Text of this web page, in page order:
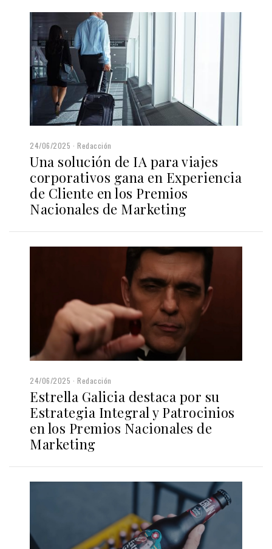
24/06/2025 Redacción
Una solución de IA para viajes
corporativos gana en Experiencia
de Cliente en los Premios
Nacionales de Marketing
24/06/2025 Redacción
Estrella Galicia destaca por su
Estrategia Integral y Patrocinios
en los Premios Nacionales de
Marketing